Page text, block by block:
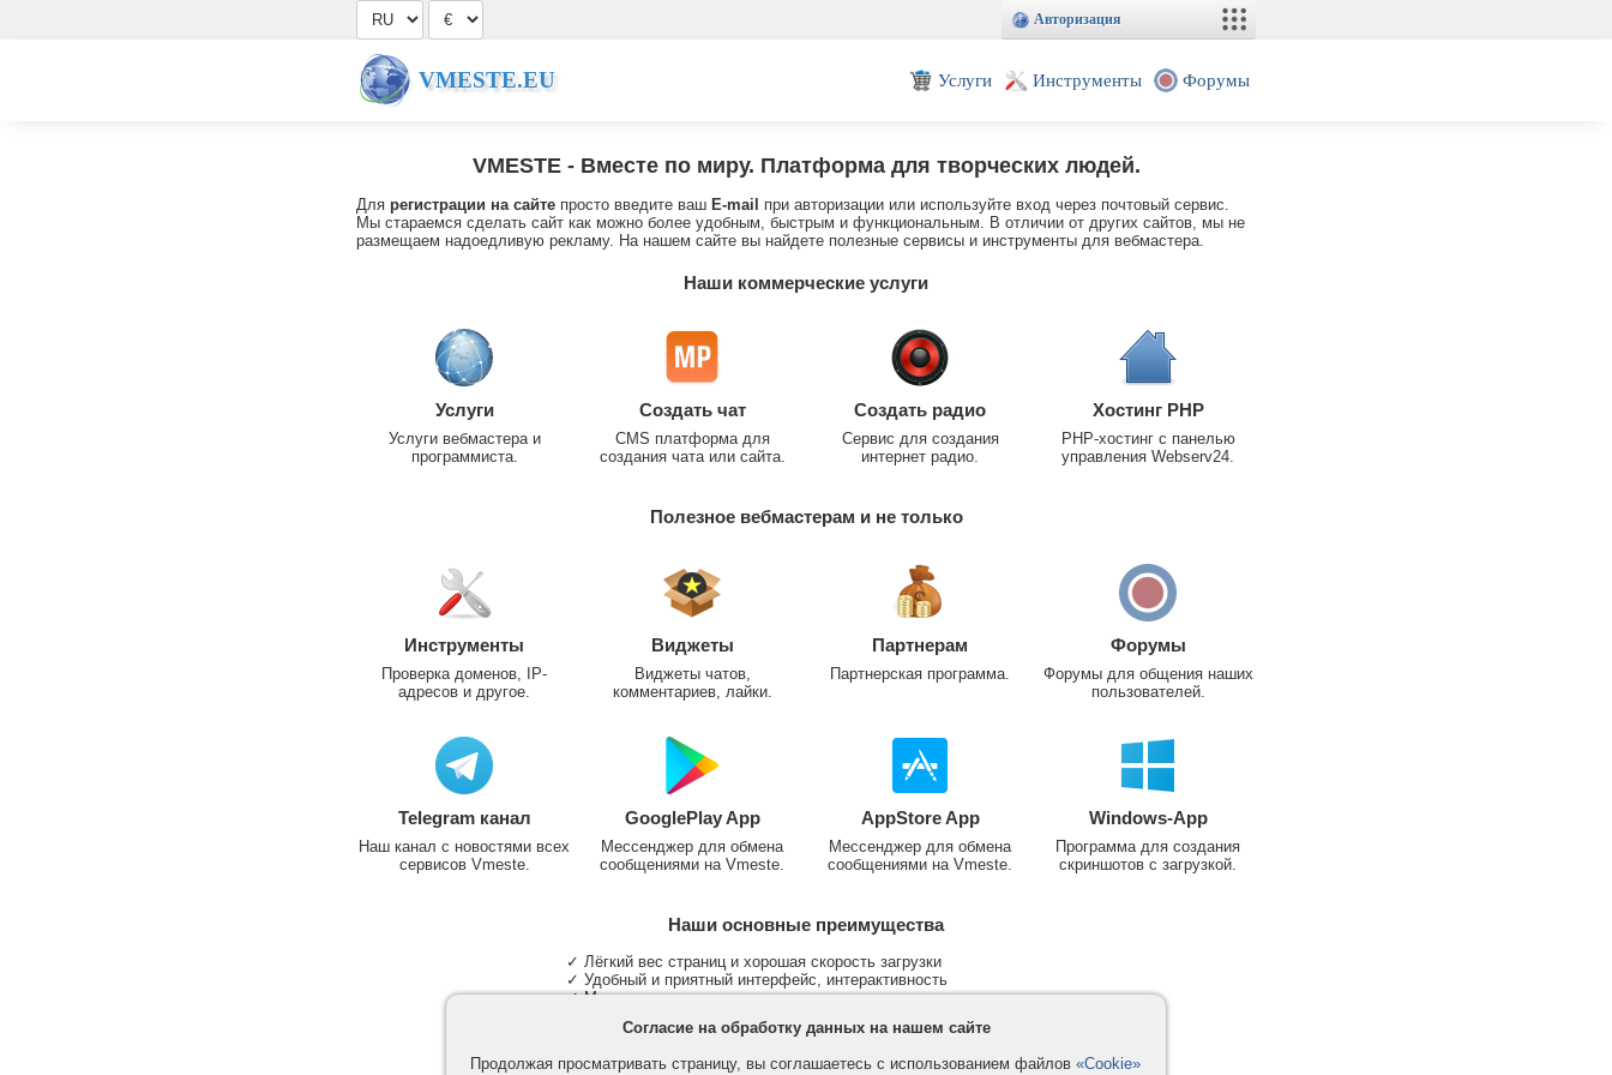
Авторизация
VMESTE.EU Услуги Инструменты Форумы
VMESTE- Вместе по миру. Платформа для творческих людей.
Для регистрации на сайте просто введите ваш E-mail
при авторизации или используйте вход через почтовый сервис.
Мы стараемся сделать сайт как можно более удобным, быстрым и функциональным. В отличии от других сайтов, мы не
размещаем надоедливую рекламу. На нашем сайте вы найдете полезные сервисы и инструменты для вебмастера.
Наши коммерческие услуги
Услуги
Услуги вебмастера и
программиста.
Создать чат
CMS платформа для
создания чата или сайта.
Создать радио
Сервис для создания
интернет радио.
Хостинг PHP
PHP-хостинг с панелью
управления Webserv24.
Полезное вебмастерам и не только
Инструменты
Проверка доменов, IP-
адресов и другое.
Виджеты
Виджеты чатов,
комментариев, лайки.
Партнерам
Партнерская программа.
Форумы
Форумы для общения наших
пользователей.
Telegram канал
Наш канал с новостями всех
сервисов Vmeste.
GooglePlay App
Мессенджер для обмена
сообщениями на Vmeste.
AppStore App
Мессенджер для обмена
сообщениями на Vmeste.
Windows-App
Программа для создания
скриншотов с загрузкой.
Наши основные преимущества
✓ Лёгкий вес страниц и хорошая скорость загрузки
✓ Удобный и приятный интерфейс, интерактивность
✓ Мы не размещаем надоедливую рекламу
✓ Участие в группах и сообществах
✓ Поддержка основных типов и больших файлов
Согласие на обработку данных на нашем сайте
Продолжая просматривать страницу, вы соглашаетесь с использованием файлов «Cookie»